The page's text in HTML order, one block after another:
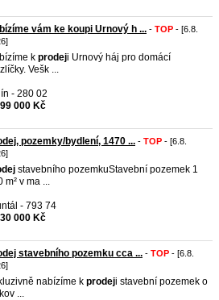
vám ke koupi Urnový h ... - TOP - [6.8.
k prodeji Urnový háj pro domácí
Vešk ...
- 280 02
000 Kč
pozemky/bydlení, 1470 ... - TOP - [6.8.
stavebního pozemkuStavební pozemek 1
m² v ma ...
- 793 74
000 Kč
stavebního pozemku cca ... - TOP - [6.8.
nabízíme k prodeji stavební pozemek o
...